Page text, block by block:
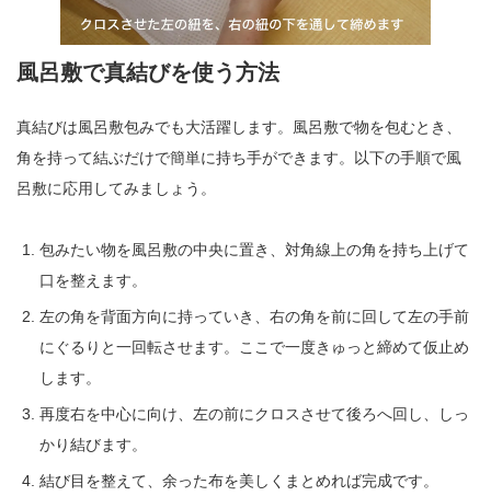
風呂敷で真結びを使う方法
真結びは風呂敷包みでも大活躍します。風呂敷で物を包むとき、
角を持って結ぶだけで簡単に持ち手ができます。以下の手順で風
呂敷に応用してみましょう。
包みたい物を風呂敷の中央に置き、対角線上の角を持ち上げて
口を整えます。
左の角を背面方向に持っていき、右の角を前に回して左の手前
にぐるりと一回転させます。ここで一度きゅっと締めて仮止め
します。
再度右を中心に向け、左の前にクロスさせて後ろへ回し、しっ
かり結びます。
結び目を整えて、余った布を美しくまとめれば完成です。